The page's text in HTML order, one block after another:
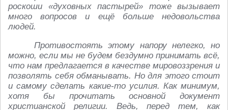
роскоши «духовных пастырей» тоже вызывает
много вопросов и ещё больше недовольства
людей.
Противостоять этому напору нелегко, но
можно, если мы не будем бездумно принимать всё,
что нам предлагается в качестве мировоззрения и
позволять себя обманывать. Но для этого стоит
и самому сделать какие-то усилия. Как минимум,
хотя бы прочитать основной документ
христианской религии. Ведь, перед тем, как